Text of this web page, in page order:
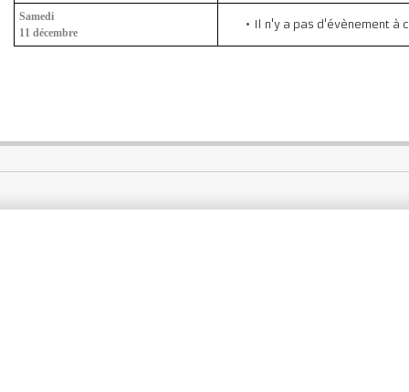
Samedi
11 décembre
Il n'y a pas d'évènement à